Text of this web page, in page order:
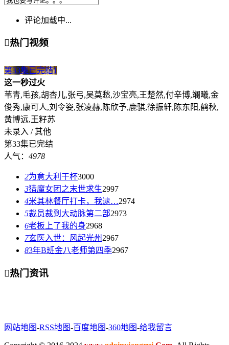
评论加载中...
热门视频
第33集已完结1
这一秒过火
苇青,毛孩,胡杏儿,张弓,吴莫愁,沙宝亮,王楚然,付辛博,斓曦,金
俊秀,康可人,刘令姿,张凌赫,陈欣予,鹿骐,徐振轩,陈东阳,鹤秋,
黄博远,王籽苏
未录入 / 其他
第33集已完结
人气： 4978
2为意大利干杯3000
3猎魔女团之末世求生2997
4米其林餐厅打卡，我逮…2974
5裁员裁到大动脉第二部2973
6老板上了我的身2968
7玄医入世：风起光州 2967
83年B班金八老师第四季2967
热门资讯
网站地图-RSS地图-百度地图-360地图-给我留言